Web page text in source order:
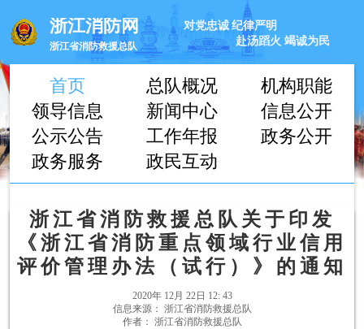
浙江消防网
浙江省消防救援总队
对党忠诚 纪律严明
赴汤蹈火 竭诚为民
首页 总队概况
机构职能
领导信息
新闻中心
信息公开
公示公告
工作年报
政务公开
政务服务
政民互动
浙江省消防救援总队关于印发
《浙江省消防重点领域行业信用
评价管理办法（试行）》的通知
2020年 12月 22日 12: 43
信息来源： 浙江省消防救援总队
作者： 浙江省消防救援总队